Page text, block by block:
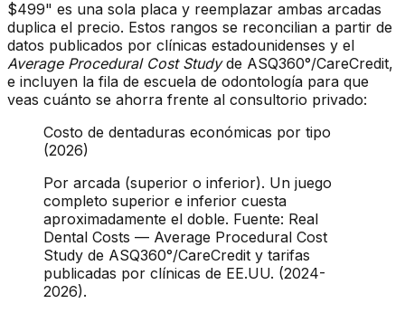
$499" es una sola placa y reemplazar ambas arcadas
duplica el precio. Estos rangos se reconcilian a partir de
datos publicados por clínicas estadounidenses y el
Average Procedural Cost Studyde ASQ360°/CareCredit,
e incluyen la fila de escuela de odontología para que
veas cuánto se ahorra frente al consultorio privado:
Costo de dentaduras económicas por tipo
(2026)
Por arcada (superior o inferior). Un juego
completo superior e inferior cuesta
aproximadamente el doble. Fuente: Real
Dental Costs — Average Procedural Cost
Study de ASQ360°/CareCredit y tarifas
publicadas por clínicas de EE.UU. (2024-
2026).